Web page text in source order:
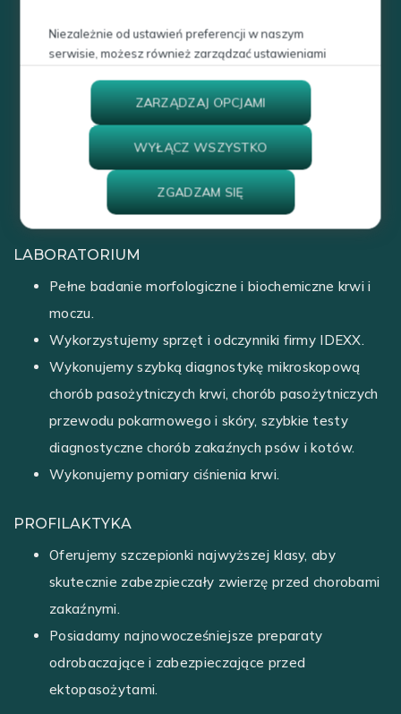
Niezależnie od ustawień preferencji w naszym
serwisie, możesz również zarządzać ustawieniami
przetwarzaniu danych znajdziesz w
ZARZĄDZAJ OPCJAMI
WYŁĄCZ WSZYSTKO
ZGADZAM SIĘ
podczas kongresów, sympozjów naukowych.
staże w ramach podyplomowego staudium
spacjalizacji z chirurgii weterynaryjnej dla lekarzy
weterynarii.
Przychodnia prowadzi cykliczne chirurgiczne
warsztaty szkoleniowe dla lekarzy z całej Polski.
LABORATORIUM
Pełne badanie morfologiczne i biochemiczne krwi i
moczu.
Wykorzystujemy sprzęt i odczynniki firmy IDEXX.
Wykonujemy szybką diagnostykę mikroskopową
chorób pasożytniczych krwi, chorób pasożytniczych
przewodu pokarmowego i skóry, szybkie testy
diagnostyczne chorób zakaźnych psów i kotów.
Wykonujemy pomiary ciśnienia krwi.
PROFILAKTYKA
Oferujemy szczepionki najwyższej klasy, aby
skutecznie zabezpieczały zwierzę przed chorobami
zakaźnymi.
Posiadamy najnowocześniejsze preparaty
odrobaczające i zabezpieczające przed
ektopasożytami.